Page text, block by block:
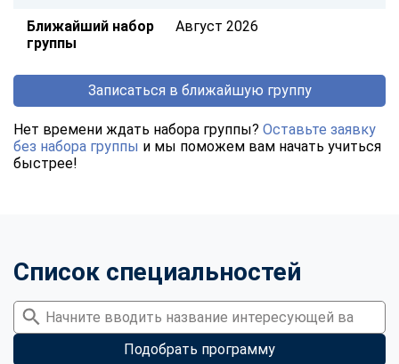
Ближайший набор
группы
Август 2026
Записаться в ближайшую группу
Нет времени ждать набора группы? Оставьте заявку
без набора группы и мы поможем вам начать учиться
быстрее!
Список специальностей
Подобрать программу